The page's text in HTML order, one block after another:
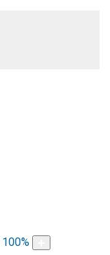
100%